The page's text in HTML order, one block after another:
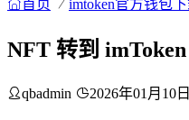
首页 imtoken官方钱包
NFT 转到
qbadmin 2026年01月10